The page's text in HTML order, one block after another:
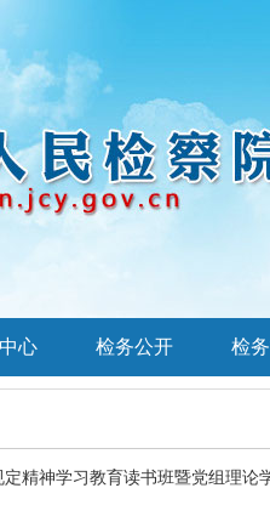
心 检务公开 检
精神学习教育读书班暨党组理论